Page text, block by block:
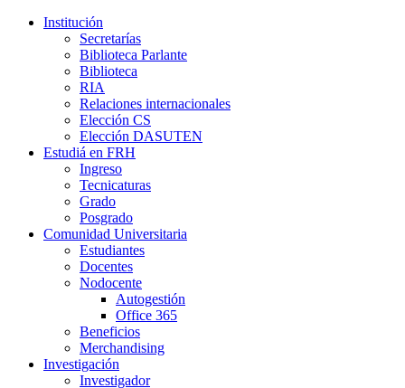
Institución
Secretarías
Biblioteca Parlante
Biblioteca
RIA
Relaciones internacionales
Elección CS
Elección DASUTEN
Estudiá en FRH
Ingreso
Tecnicaturas
Grado
Posgrado
Comunidad Universitaria
Estudiantes
Docentes
Nodocente
Autogestión
Office 365
Beneficios
Merchandising
Investigación
Investigador